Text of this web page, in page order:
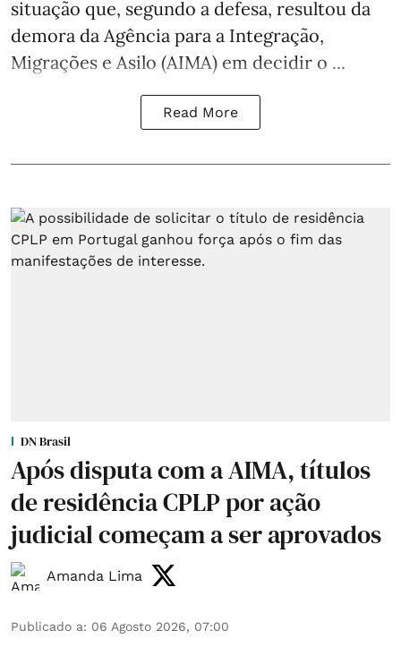
situação que, segundo a defesa, resultou da
demora da Agência para a Integração,
Migrações e Asilo (AIMA) em decidir o ...
Read More
DN Brasil
Após disputa com a AIMA, títulos
de residência CPLP por ação
judicial começam a ser aprovados
Amanda Lima
Publicado a: 06 Agosto 2026, 07:00